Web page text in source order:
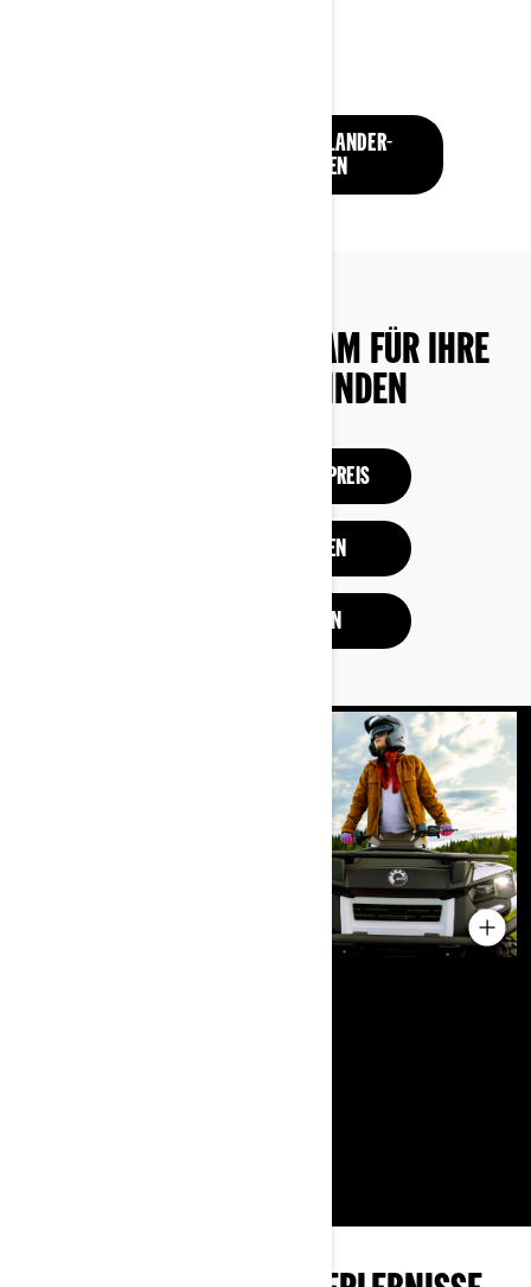
ALLE ELEKTRISCHEN OUTLANDER-
MODELLE ENTDECKEN
DEN RICHTIGEN CAN-AM FÜR IHRE
BEDÜRFNISSE FINDEN
KONFIGURATION UND PREIS
PROBEFAHRT BUCHEN
ANGEBOT EINHOLEN